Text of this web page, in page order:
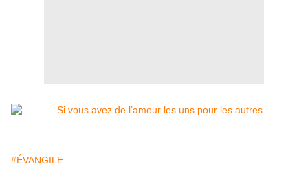
#ÉVANGILE